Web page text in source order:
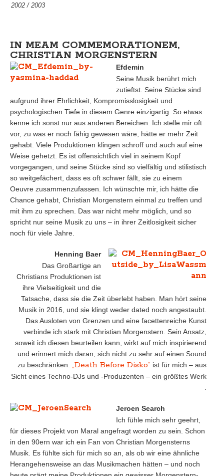
2002 / 2003
IN MEAM COMMEMORATIONEM,
CHRISTIAN MORGENSTERN
Efdemin
Seine Musik berührt mich
zutieftst. Seine Stücke sind
aufgrund ihrer Ehrlichkeit, Kompromisslosigkeit und
psychologischen Tiefe in diesem Genre einzigartig. So etwas
kenne ich sonst nur aus anderen Bereichen. Ich stelle mir oft
vor, zu was er noch fähig gewesen wäre, hätte er mehr Zeit
gehabt. Viele Produktionen klingen schroff und auch auf eine
Weise gehetzt. Es ist offensichtlich viel in seinem Kopf
vorgegangen, und seine Stücke sind so vielfältig und stilistisch
so weitgefächert, dass es oft schwer fällt, sie zu einem
Oeuvre zusammenzufassen. Ich wünschte mir, ich hätte die
Chance gehabt, Christian Morgenstern einmal zu treffen und
mit ihm zu sprechen. Das war nicht mehr möglich, und so
spricht nur seine Musik zu uns – in ihrer Zeitlosigkeit sicher
noch für viele Jahre.
Henning Baer
Das Großartige an
Christians Produktionen ist
ihre Vielseitigkeit und die
Tatsache, dass sie die Zeit überlebt haben. Man hört seine
Musik in 2016, und sie klingt weder dated noch angestaubt.
Das Ausloten von Grenzen und eine facettenreiche Kunst
verbinde ich stark mit Christian Morgenstern. Sein Ansatz,
soweit ich diesen beurteilen kann, wirkt auf mich inspirierend
und erinnert mich daran, sich nicht zu sehr auf einen Sound
zu beschränken. „Death Before Disko“ ist für mich – aus
Sicht eines Techno-DJs und -Produzenten – ein größtes Werk
Jeroen Search
Ich fühle mich sehr geehrt,
für dieses Projekt von Maral angefragt worden zu sein. Schon
in den 90ern war ich ein Fan von Christian Morgensterns
Musik. Es fühlte sich für mich so an, als ob wir eine ähnliche
Herangehensweise an das Musikmachen hätten – und noch